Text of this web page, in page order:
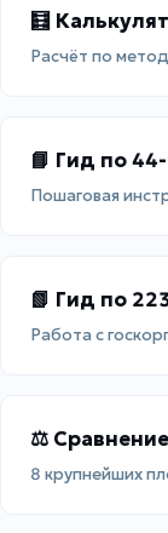
🧮
Расчёт по
📘 Гид по
Пошаговая
📗 Гид по
Работа с
⚖
8 крупнейших